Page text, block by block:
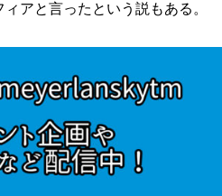
アと言ったという説もある。